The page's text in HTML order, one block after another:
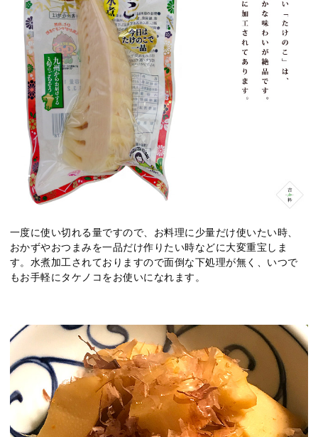
一度に使い切れる量ですので、お料理に少量だけ使いたい時、
おかずやおつまみを一品だけ作りたい時などに大変重宝しま
す。水煮加工されておりますので面倒な下処理が無く、いつで
もお手軽にタケノコをお使いになれます。